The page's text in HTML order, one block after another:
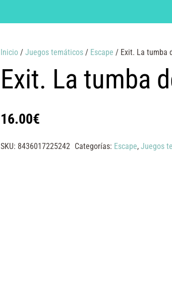
Inicio/ Juegos temáticos/ Escape / Exit. La tumba
Exit. La tumba
16.00€
SKU: 8436017225242 Categorías: Escape, Juegos